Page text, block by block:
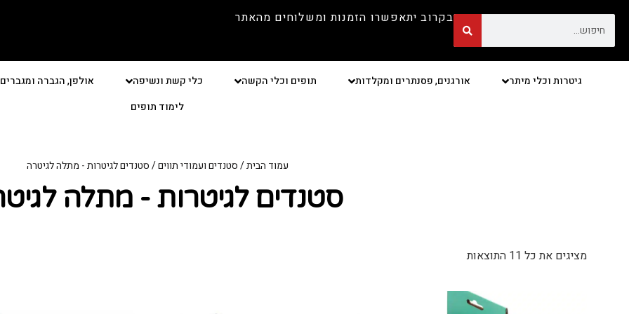
בקרוב יתאפשרו הזמנות ומשלוחים מהאתר
גיטרות וכלי מיתר אורגנים, פסנתרים ומקלדות תופים וכלי הקשה כלי קשת ונשיפה אולפן, הגברה ומגברים
לימוד תופים
עמוד הבית/סטנדים ועמודי תווים/ סטנדים לגיטרות - מתלה לגיטרה
סטנדים לגיטרות - מתלה
מציגים את כל ⁦11⁩ התוצאות